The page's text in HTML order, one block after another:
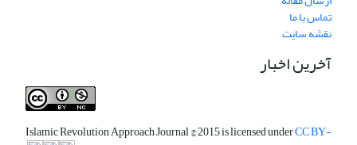
تماس با ما
نقشه سایت
آخرین اخبار
Islamic Revolution Approach Journal© 2015 is licensed underCC BY-